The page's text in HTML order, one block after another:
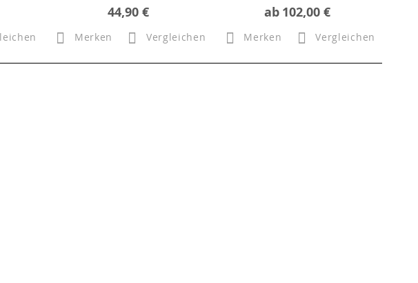
44,90 €
Merken Vergleichen
ab 102,00 €
Merken Vergleichen